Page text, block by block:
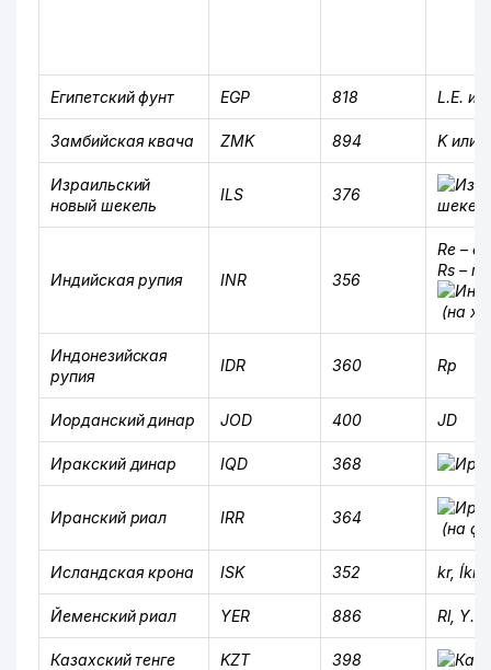
Египетский фунт EGP 818 L.E.
Замбийская квача ZMK 894 K или
Израильский
новый шекель
ILS 376
Индийская рупия INR 356
Re –
Rs –
(на
Индонезийская
рупия
IDR 360 Rp
Иорданский динар JOD 400 JD
Иракский динар IQD 368
Иранский риал IRR 364
(на
Исландская крона ISK 352 kr, Íkr,
Йеменский риал YER 886 Rl, Y. Rl
Казахский тенге KZT 398